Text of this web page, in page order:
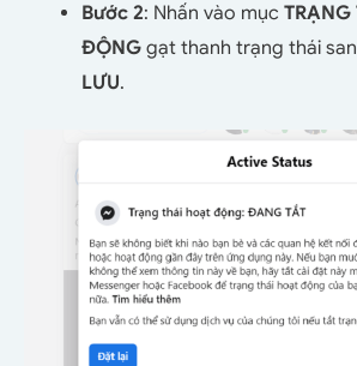
Bước 2: Nhấn vào mục
ĐỘNG gạt thanh trạng thái
LƯU.